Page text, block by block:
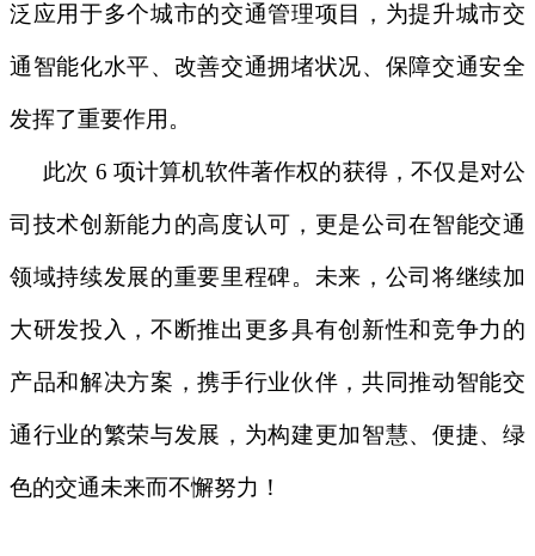
泛应用于多个城市的交通管理项目，为提升城市交
通智能化水平、改善交通拥堵状况、保障交通安全
发挥了重要作用。
此次 6 项计算机软件著作权的获得，不仅是对公
司技术创新能力的高度认可，更是公司在智能交通
领域持续发展的重要里程碑。 未来，公司将继续加
大研发投入，不断推出更多具有创新性和竞争力的
产品和解决方案，携手行业伙伴，共同推动智能交
通行业的繁荣与发展，为构建更加智慧、便捷、绿
色的交通未来而不懈努力！